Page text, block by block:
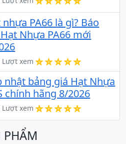
nhựa PA66 là gì? Báo
Nhựa PA66 mới
Lượt xem
nhật bảng giá Hạt Nhựa
chính hãng 8/2026
Lượt xem
PHẨM